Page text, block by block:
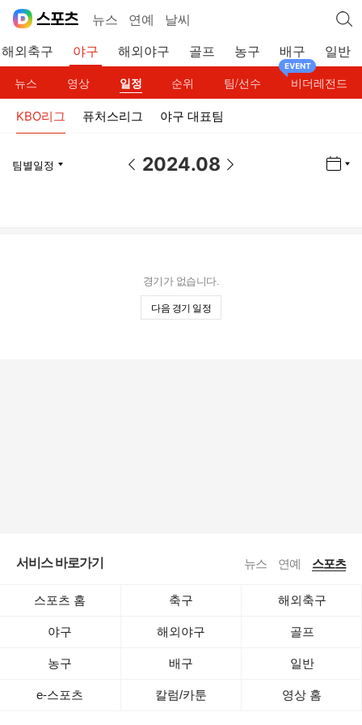
뉴스 연예 날씨
해외축구 야구 해외야구 골프 농구 배구 일반
뉴스 영상 일정 순위 팀/선수 비더레전드
KBO리그 퓨처스리그 야구 대표팀
2024.08
팀별일정
경기가 없습니다.
다음 경기 일정
서비스 바로가기 뉴스 연예 스포츠
스포츠 홈 축구 해외축구
야구 해외야구 골프
농구 배구 일반
e-스포츠 칼럼/카툰 영상 홈